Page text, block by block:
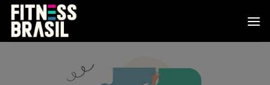
Saltar
contenido